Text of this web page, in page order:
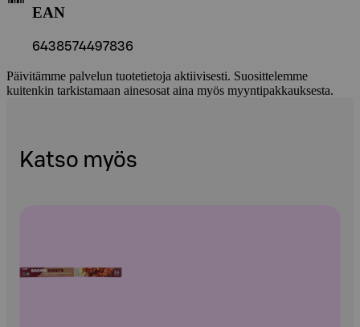
EAN
6438574497836
Päivitämme palvelun tuotetietoja aktiivisesti. Suosittelemme
kuitenkin tarkistamaan ainesosat aina myös myyntipakkauksesta.
Katso myös